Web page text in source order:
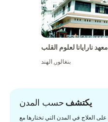
معهد نارايانا لعلوم القلب
بنغالور,الهند
يكتشف حسب المدن